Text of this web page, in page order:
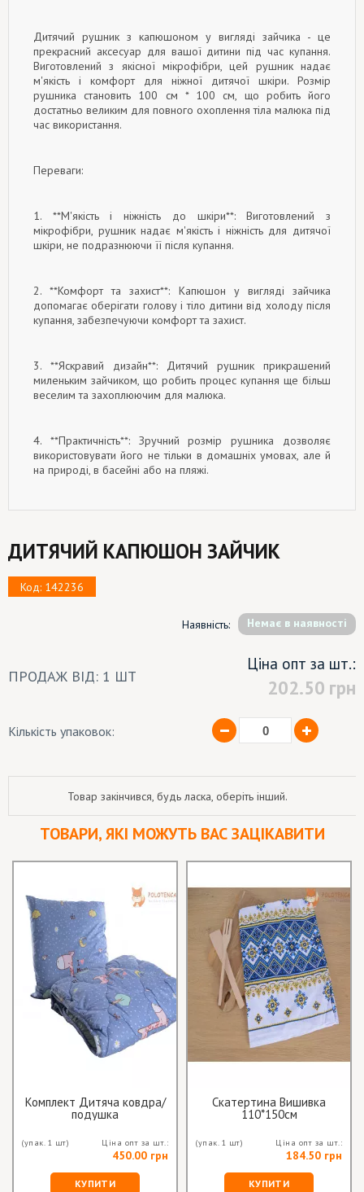
Дитячий рушник з капюшоном у вигляді зайчика - це
прекрасний аксесуар для вашої дитини під час купання.
Виготовлений з якісної мікрофібри, цей рушник надає
м'якість і комфорт для ніжної дитячої шкіри. Розмір
рушника становить 100 см * 100 см, що робить його
достатньо великим для повного охоплення тіла малюка під
час використання.
Переваги:
1. **М'якість і ніжність до шкіри**: Виготовлений з
мікрофібри, рушник надає м'якість і ніжність для дитячої
шкіри, не подразнюючи її після купання.
2. **Комфорт та захист**: Капюшон у вигляді зайчика
допомагає оберігати голову і тіло дитини від холоду після
купання, забезпечуючи комфорт та захист.
3. **Яскравий дизайн**: Дитячий рушник прикрашений
миленьким зайчиком, що робить процес купання ще більш
веселим та захоплюючим для малюка.
4. **Практичність**: Зручний розмір рушника дозволяє
використовувати його не тільки в домашніх умовах, але й
на природі, в басейні або на пляжі.
ДИТЯЧИЙ КАПЮШОН ЗАЙЧИК
Код: 142236
Наявність: Немає в наявності
ПРОДАЖ ВІД: 1 ШТ
Ціна опт за шт.:
202.50 грн
Кількість упаковок:
Товар закінчився, будь ласка, оберіть інший.
ТОВАРИ, ЯКІ МОЖУТЬ ВАС ЗАЦІКАВИТИ
Комплект Дитяча ковдра/
подушка
(упак. 1 шт) Ціна опт за шт.:
450.00 грн
КУПИТИ
Скатертина Вишивка
110*150см
(упак. 1 шт) Ціна опт за шт.:
184.50 грн
КУПИТИ